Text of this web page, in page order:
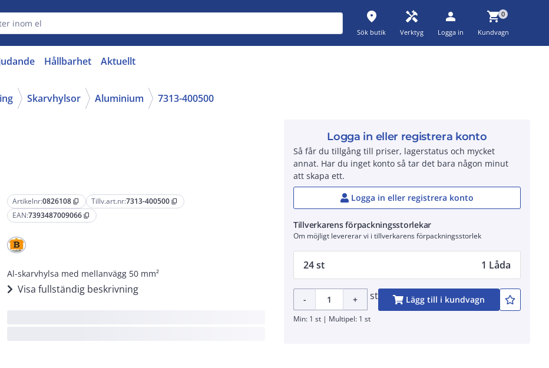
place
Sök butik
handyman
Verktyg
person
Logga in
shopping_cart0
Kundvagn
Hållbarhet Aktuellt
Skarvhylsor Aluminium 7313-400500
Artikelnr:0826108 content_copy Tillv.art.nr:7313-400500 content_copy
EAN:7393487009066 content_copy
Al-skarvhylsa med mellanvägg 50 mm²
Visa fullständig beskrivning
Logga in eller registrera konto
Så får du tillgång till priser, lagerstatus och mycket
annat. Har du inget konto så tar det bara någon minut
att skapa ett.
Logga in eller registrera konto
Tillverkarens förpackningsstorlekar
Om möjligt levererar vi i tillverkarens förpackningsstorlek
24 st 1 Låda
- + st Lägg till i kundvagn
Min: 1 st | Multipel: 1 st